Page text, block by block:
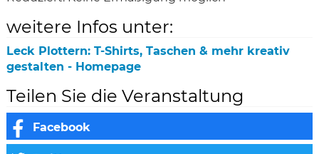
weitere Infos unter:
Leck Plottern: T-Shirts, Taschen & mehr kreativ
gestalten - Homepage
Teilen Sie die Veranstaltung